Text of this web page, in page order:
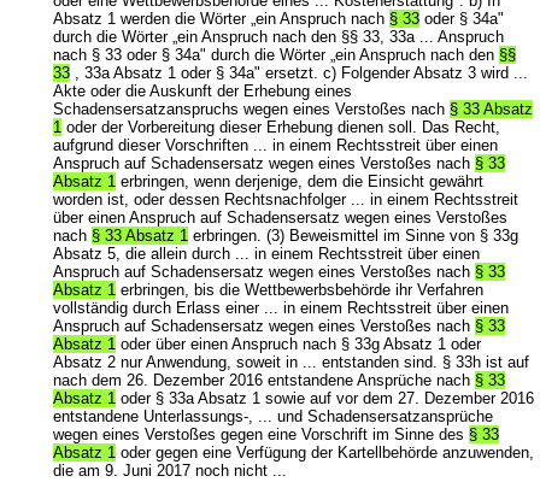
Absatz 1 werden die Wörter „ein Anspruch nach § 33 oder § 34a"
durch die Wörter „ein Anspruch nach den §§ 33, 33a ... Anspruch
nach § 33 oder § 34a" durch die Wörter „ein Anspruch nach den §§
33 , 33a Absatz 1 oder § 34a" ersetzt. c) Folgender Absatz 3 wird ...
Akte oder die Auskunft der Erhebung eines
Schadensersatzanspruchs wegen eines Verstoßes nach § 33 Absatz
1 oder der Vorbereitung dieser Erhebung dienen soll. Das Recht,
aufgrund dieser Vorschriften ... in einem Rechtsstreit über einen
Anspruch auf Schadensersatz wegen eines Verstoßes nach § 33
Absatz 1 erbringen, wenn derjenige, dem die Einsicht gewährt
worden ist, oder dessen Rechtsnachfolger ... in einem Rechtsstreit
über einen Anspruch auf Schadensersatz wegen eines Verstoßes
nach § 33 Absatz 1 erbringen. (3) Beweismittel im Sinne von § 33g
Absatz 5, die allein durch ... in einem Rechtsstreit über einen
Anspruch auf Schadensersatz wegen eines Verstoßes nach § 33
Absatz 1 erbringen, bis die Wettbewerbsbehörde ihr Verfahren
vollständig durch Erlass einer ... in einem Rechtsstreit über einen
Anspruch auf Schadensersatz wegen eines Verstoßes nach § 33
Absatz 1 oder über einen Anspruch nach § 33g Absatz 1 oder
Absatz 2 nur Anwendung, soweit in ... entstanden sind. § 33h ist auf
nach dem 26. Dezember 2016 entstandene Ansprüche nach § 33
Absatz 1 oder § 33a Absatz 1 sowie auf vor dem 27. Dezember 2016
entstandene Unterlassungs-, ... und Schadensersatzansprüche
wegen eines Verstoßes gegen eine Vorschrift im Sinne des § 33
Absatz 1 oder gegen eine Verfügung der Kartellbehörde anzuwenden,
die am 9. Juni 2017 noch nicht ...